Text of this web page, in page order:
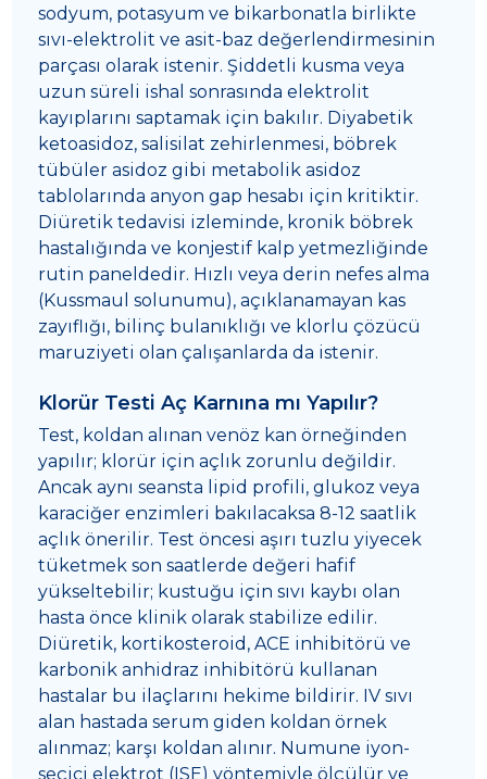
sodyum, potasyum ve bikarbonatla birlikte
sıvı-elektrolit ve asit-baz değerlendirmesinin
parçası olarak istenir. Şiddetli kusma veya
uzun süreli ishal sonrasında elektrolit
kayıplarını saptamak için bakılır. Diyabetik
ketoasidoz, salisilat zehirlenmesi, böbrek
tübüler asidoz gibi metabolik asidoz
tablolarında anyon gap hesabı için kritiktir.
Diüretik tedavisi izleminde, kronik böbrek
hastalığında ve konjestif kalp yetmezliğinde
rutin paneldedir. Hızlı veya derin nefes alma
(Kussmaul solunumu), açıklanamayan kas
zayıflığı, bilinç bulanıklığı ve klorlu çözücü
maruziyeti olan çalışanlarda da istenir.
Klorür Testi Aç Karnına mı Yapılır?
Test, koldan alınan venöz kan örneğinden
yapılır; klorür için açlık zorunlu değildir.
Ancak aynı seansta lipid profili, glukoz veya
karaciğer enzimleri bakılacaksa 8-12 saatlik
açlık önerilir. Test öncesi aşırı tuzlu yiyecek
tüketmek son saatlerde değeri hafif
yükseltebilir; kustuğu için sıvı kaybı olan
hasta önce klinik olarak stabilize edilir.
Diüretik, kortikosteroid, ACE inhibitörü ve
karbonik anhidraz inhibitörü kullanan
hastalar bu ilaçlarını hekime bildirir. IV sıvı
alan hastada serum giden koldan örnek
alınmaz; karşı koldan alınır. Numune iyon-
seçici elektrot (ISE) yöntemiyle ölçülür ve